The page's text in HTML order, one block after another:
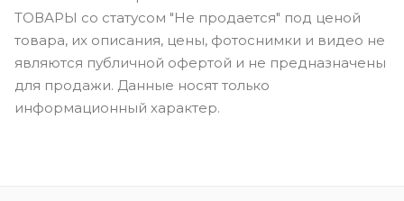
ТОВАРЫ со статусом "Не продается" под ценой
товара, их описания, цены, фотоснимки и видео не
являются публичной офертой и не предназначены
для продажи. Данные носят только
информационный характер.